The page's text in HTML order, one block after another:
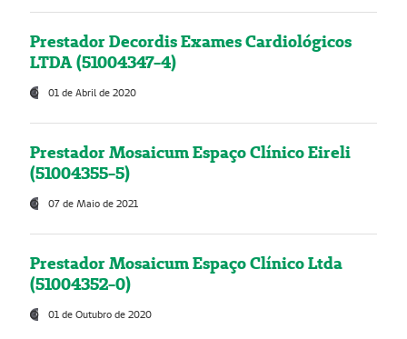
Prestador Decordis Exames Cardiológicos
LTDA (51004347-4)
01 de Abril de 2020
Prestador Mosaicum Espaço Clínico Eireli
(51004355-5)
07 de Maio de 2021
Prestador Mosaicum Espaço Clínico Ltda
(51004352-0)
01 de Outubro de 2020